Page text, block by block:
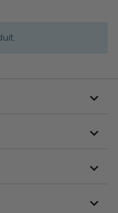



